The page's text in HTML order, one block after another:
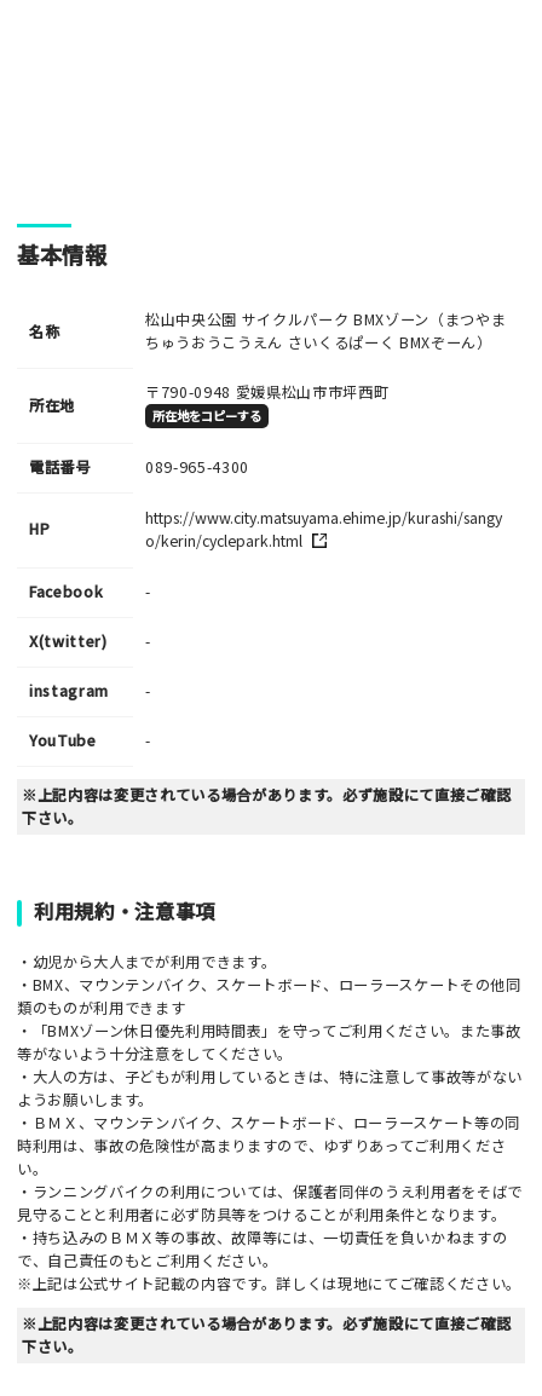
基本情報
名称
松山中央公園 サイクルパーク BMXゾーン（まつやま
ちゅうおうこうえん さいくるぱーく BMXぞーん）
所在地
〒790-0948 愛媛県松山市市坪西町
所在地をコピーする
電話番号 089-965-4300
HP
https://www.city.matsuyama.ehime.jp/kurashi/sangy
o/kerin/cyclepark.html
Facebook -
X(twitter) -
instagram -
YouTube -
※上記内容は変更されている場合があります。必ず施設にて直接ご確認
下さい。
利用規約・注意事項
・幼児から大人までが利用できます。
・BMX、マウンテンバイク、スケートボード、ローラースケートその他同
類のものが利用できます
・「BMXゾーン休日優先利用時間表」を守ってご利用ください。また事故
等がないよう十分注意をしてください。
・大人の方は、子どもが利用しているときは、特に注意して事故等がない
ようお願いします。
・ＢＭＸ、マウンテンバイク、スケートボード、ローラースケート等の同
時利用は、事故の危険性が高まりますので、ゆずりあってご利用くださ
い。
・ランニングバイクの利用については、保護者同伴のうえ利用者をそばで
見守ることと利用者に必ず防具等をつけることが利用条件となります。
・持ち込みのＢＭＸ等の事故、故障等には、一切責任を負いかねますの
で、自己責任のもとご利用ください。
※上記は公式サイト記載の内容です。詳しくは現地にてご確認ください。
※上記内容は変更されている場合があります。必ず施設にて直接ご確認
下さい。